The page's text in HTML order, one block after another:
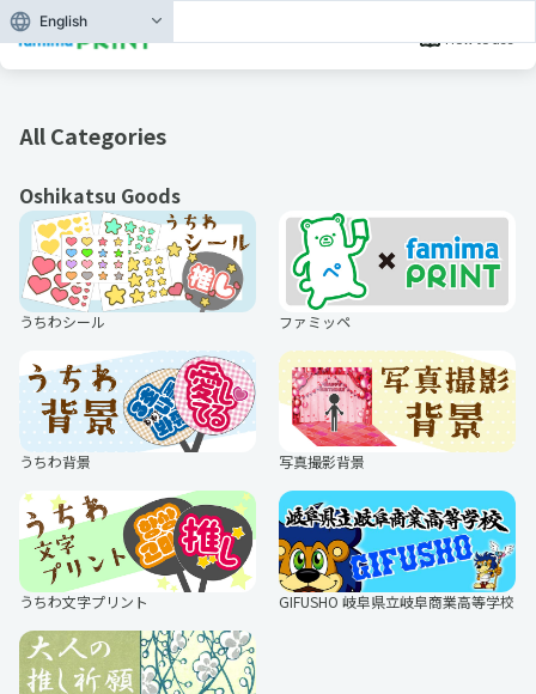
How to use
All Categories
Oshikatsu Goods
うちわシール ファミッペ
うちわ背景 写真撮影背景
うちわ文字プリント GIFUSHO 岐阜県立岐阜商業高等学校
English